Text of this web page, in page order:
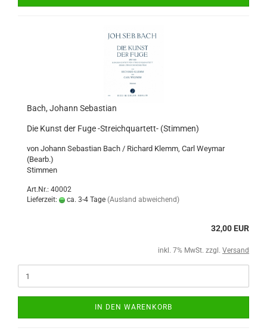
Bach, Johann Sebastian
Die Kunst der Fuge -Streichquartett- (Stimmen)
von Johann Sebastian Bach / Richard Klemm, Carl Weymar
(Bearb.)
Stimmen
Art.Nr.: 40002
Lieferzeit:
ca. 3-4 Tage (Ausland abweichend)
32,00 EUR
inkl. 7% MwSt. zzgl. Versand
IN DEN WARENKORB